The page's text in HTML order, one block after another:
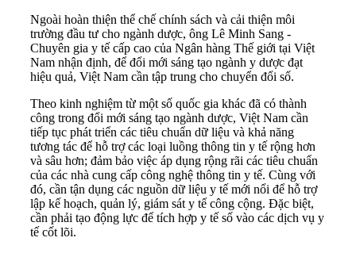
Ngoài hoàn thiện thể chế chính sách và cải thiện môi
trường đầu tư cho ngành dược, ông Lê Minh Sang -
Chuyên gia y tế cấp cao của Ngân hàng Thế giới tại Việt
Nam nhận định, để đổi mới sáng tạo ngành y dược đạt
hiệu quả, Việt Nam cần tập trung cho chuyển đổi số.
Theo kinh nghiệm từ một số quốc gia khác đã có thành
công trong đổi mới sáng tạo ngành dược, Việt Nam cần
tiếp tục phát triển các tiêu chuẩn dữ liệu và khả năng
tương tác để hỗ trợ các loại luồng thông tin y tế rộng hơn
và sâu hơn; đảm bảo việc áp dụng rộng rãi các tiêu chuẩn
của các nhà cung cấp công nghệ thông tin y tế. Cùng với
đó, cần tận dụng các nguồn dữ liệu y tế mới nổi để hỗ trợ
lập kế hoạch, quản lý, giám sát y tế công cộng. Đặc biệt,
cần phải tạo động lực để tích hợp y tế số vào các dịch vụ y
tế cốt lõi.